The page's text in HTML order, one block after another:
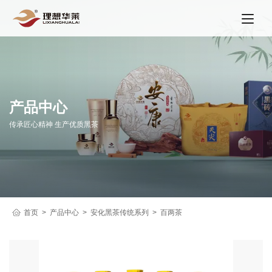
产品中心
传承匠心精神 生产优质黑茶
首页 产品中心 安化黑茶传统系列 百两茶